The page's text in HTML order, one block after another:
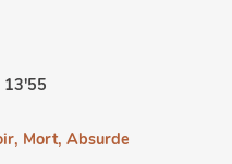
13'55
Mort, Absurde